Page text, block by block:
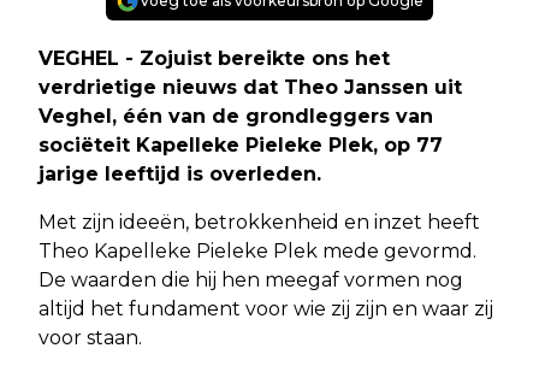
VEGHEL - Zojuist bereikte ons het
verdrietige nieuws dat Theo Janssen uit
Veghel, één van de grondleggers van
sociëteit Kapelleke Pieleke Plek, op 77
jarige leeftijd is overleden.
Met zijn ideeën, betrokkenheid en inzet heeft
Theo Kapelleke Pieleke Plek mede gevormd.
De waarden die hij hen meegaf vormen nog
altijd het fundament voor wie zij zijn en waar zij
voor staan.